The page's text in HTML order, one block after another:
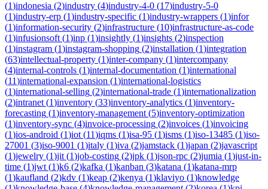
(1)indonesia (2)industry (4)industry-4-0 (17)industry-5-0
(1)industry-erp (1)industry-specific (1)industry-wrappers (1)infor
(1)information-security (2)infrastructure (10)infrastructure-as-code
(1)infusionsoft (1)inp (1)insightly (1)insights (2)inspection
(1)instagram (1)instagram-shopping (2)installation (1)integration
(63)intellectual-property (1)inter-company (1)intercompany
(4)internal-controls (1)internal-documentation (1)international
(11)international-expansion (1)international-logistics
(1)international-selling (2)international-trade (1)internationalization
(2)intranet (1)inventory (33)inventory-analytics (1)inventory-
forecasting (1)inventory-management (5)inventory-optimization
(1)inventory-sync (4)invoice-processing (2)invoices (1)invoicing
(1)ios-android (1)iot (11)iqms (1)isa-95 (1)isms (1)iso-13485 (1)iso-
27001 (3)iso-9001 (1)italy (1)iva (2)jamstack (1)japan (2)javascript
(1)jewelry (1)jit (1)job-costing (2)jpk (1)json-rpc (2)jumia (1)just-in-
time (1)jwt (1)k6 (2)kafka (1)kanban (3)katana (1)katana-mrp
(1)kaufland (2)kdv (1)keap (2)kenya (1)klaviyo (1)knowledge